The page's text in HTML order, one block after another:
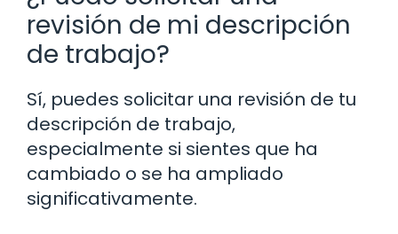
revisión de mi descripción
de trabajo?
Sí, puedes solicitar una revisión de tu
descripción de trabajo,
especialmente si sientes que ha
cambiado o se ha ampliado
significativamente.